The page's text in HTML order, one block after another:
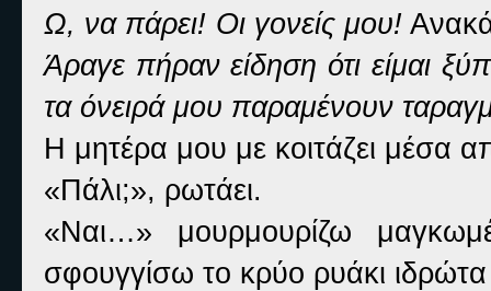
Ω, να πάρει! Οι γονείς μου!
Άραγε πήραν είδηση ότι είμαι
τα όνειρά μου παραμένουν
Η μητέρα μου με κοιτάζει μέσα
«Πάλι;», ρωτάει.
«Ναι…» μουρμουρίζω
σφουγγίσω το κρύο ρυάκι